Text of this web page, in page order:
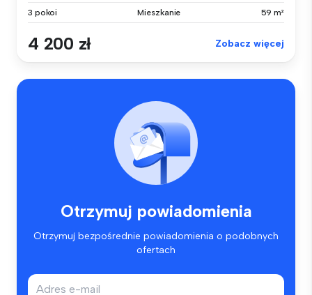
3 pokoi Mieszkanie 59 m²
4 200 zł Zobacz więcej
Otrzymuj powiadomienia
Otrzymuj bezpośrednie powiadomienia o podobnych
ofertach